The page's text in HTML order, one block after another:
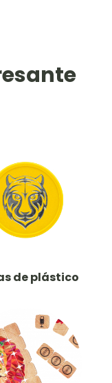
de plástico